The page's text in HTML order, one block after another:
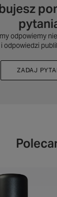
odpowiemy
odpowiedzi
ZADAJ